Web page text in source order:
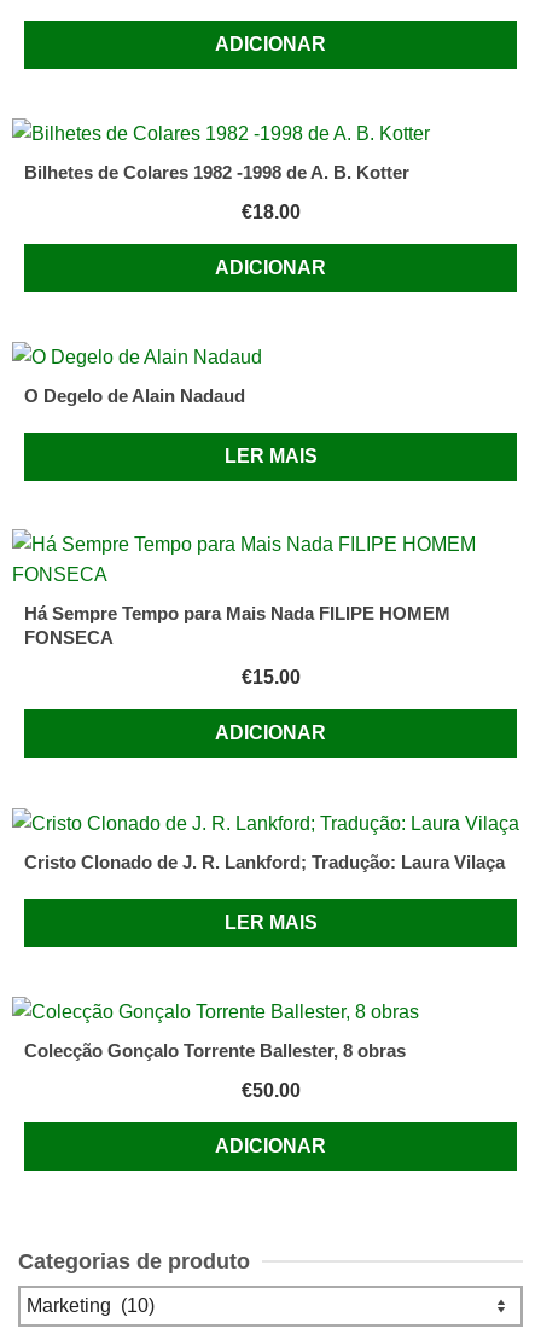
ADICIONAR
Bilhetes de Colares 1982 -1998 de A. B. Kotter
€18.00
ADICIONAR
O Degelo de Alain Nadaud
LER MAIS
Há Sempre Tempo para Mais Nada FILIPE HOMEM
FONSECA
€15.00
ADICIONAR
Cristo Clonado de J. R. Lankford; Tradução: Laura Vilaça
LER MAIS
Colecção Gonçalo Torrente Ballester, 8 obras
€50.00
ADICIONAR
Categorias de produto